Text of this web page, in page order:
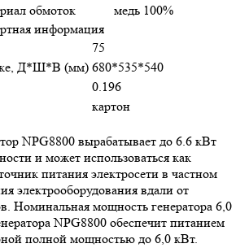
обмоток
медь 100%
информация
75
Д*Ш*В (мм) 680*535*540
0.196
картон
NPG8800 вырабатывает до 6.6 кВт
и может использоваться как
питания электросети в частном
электрооборудования вдали от
Номинальная мощность генератора 6,0
NPG8800 обеспечит питанием
полной мощностью до 6,0 кВт.